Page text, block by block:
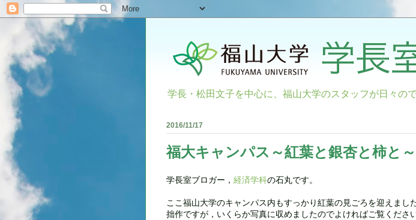
学長・松田文子を中心に、福山大学のスタッフが日々の
2016/11/17
福大キャンパス～紅葉と銀杏と柿と～
学長室ブロガー， 経済学科の石丸です。
ここ福山大学のキャンパス内もすっかり紅葉の見ごろを迎えました
拙作ですが，いくらか写真に収めましたのでよければご覧ください